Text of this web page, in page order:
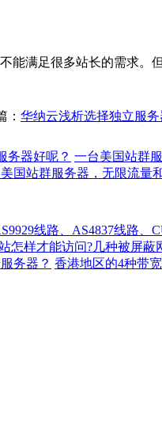
能满足很多站长的需求
： 华纳云浅析选择独立服
务器好呢？ 一台美国站群
国站群服务器，无限流量
线路、AS4837线路、
怎样才能访问?几种被屏蔽
务器？ 香港地区的4种带